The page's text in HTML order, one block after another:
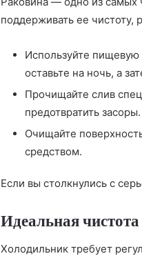
поддерживать ее чистоту,
Используйте пищевую
оставьте на ночь, а
Прочищайте слив
предотвратить засоры.
Очищайте
средством.
Если вы столкнулись с
Идеальная
Холодильник требует